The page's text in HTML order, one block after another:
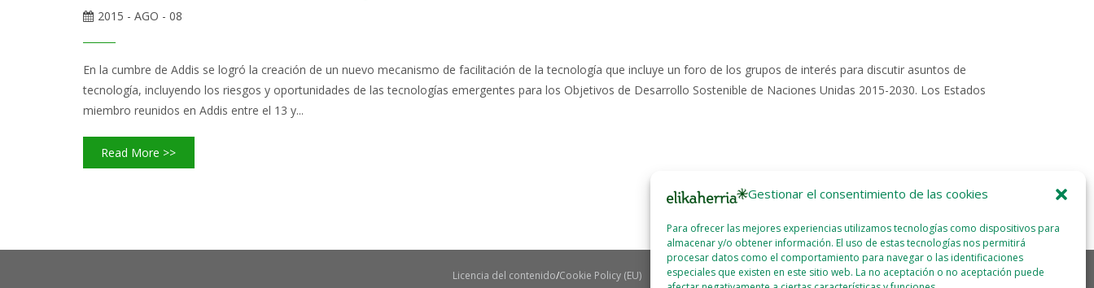
Gestionar el consentimiento de las cookies
Para ofrecer las mejores experiencias utilizamos tecnologías como dispositivos para
almacenar y/o obtener información. El uso de estas tecnologías nos permitirá
procesar datos como el comportamiento para navegar o las identificaciones
especiales que existen en este sitio web. La no aceptación o no aceptación puede
2015 - AGO - 08
En la cumbre de Addis se logró la creación de un nuevo mecanismo de facilitación de la tecnología que incluye un foro de los grupos de interés para discutir asuntos de
tecnología, incluyendo los riesgos y oportunidades de las tecnologías emergentes para los Objetivos de Desarrollo Sostenible de Naciones Unidas 2015-2030. Los Estados
miembro reunidos en Addis entre el 13 y...
Read More >>
Licencia del contenido Cookie Policy (EU)